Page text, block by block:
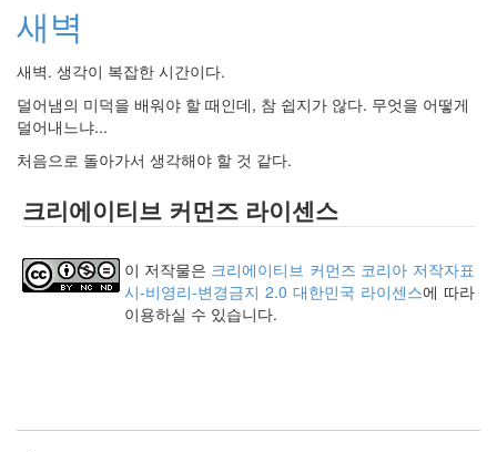
새벽
새벽. 생각이 복잡한 시간이다.
덜어냄의 미덕을 배워야 할 때인데, 참 쉽지가 않다. 무엇을 어떻게
덜어내느냐...
처음으로 돌아가서 생각해야 할 것 같다.
크리에이티브 커먼즈 라이센스
이 저작물은 크리에이티브 커먼즈 코리아 저작자표
시-비영리-변경금지 2.0 대한민국 라이센스에 따라
이용하실 수 있습니다.
글
플
러
스
단
상
덕
의
끝
화]
인
LG